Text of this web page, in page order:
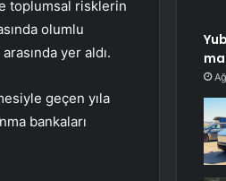
toplumsal risklerin
olumlu
yer aldı.
geçen yıla
bankaları